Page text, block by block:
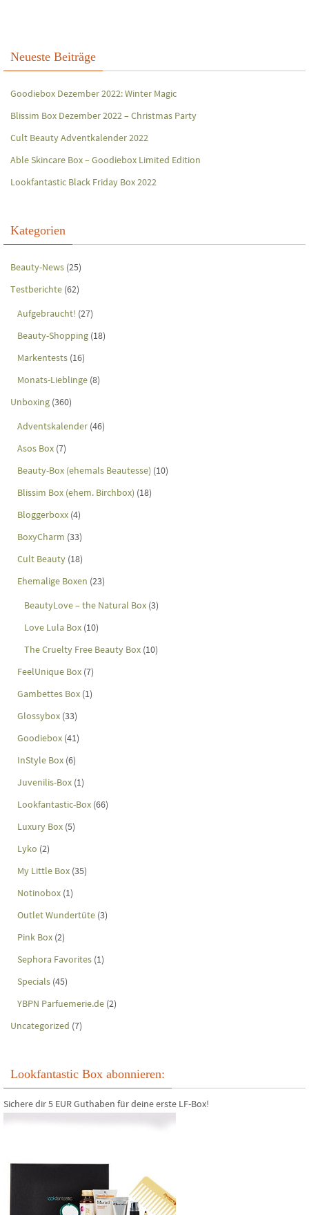
Neueste Beiträge
Goodiebox Dezember 2022: Winter Magic
Blissim Box Dezember 2022 – Christmas Party
Cult Beauty Adventkalender 2022
Able Skincare Box – Goodiebox Limited Edition
Lookfantastic Black Friday Box 2022
Kategorien
Beauty-News (25)
Testberichte (62)
Aufgebraucht! (27)
Beauty-Shopping (18)
Markentests (16)
Monats-Lieblinge (8)
Unboxing (360)
Adventskalender (46)
Asos Box (7)
Beauty-Box (ehemals Beautesse) (10)
Blissim Box (ehem. Birchbox) (18)
Bloggerboxx (4)
BoxyCharm (33)
Cult Beauty (18)
Ehemalige Boxen (23)
BeautyLove – the Natural Box (3)
Love Lula Box (10)
The Cruelty Free Beauty Box (10)
FeelUnique Box (7)
Gambettes Box (1)
Glossybox (33)
Goodiebox (41)
InStyle Box (6)
Juvenilis-Box (1)
Lookfantastic-Box (66)
Luxury Box (5)
Lyko (2)
My Little Box (35)
Notinobox (1)
Outlet Wundertüte (3)
Pink Box (2)
Sephora Favorites (1)
Specials (45)
YBPN Parfuemerie.de (2)
Uncategorized (7)
Lookfantastic Box abonnieren:
Sichere dir 5 EUR Guthaben für deine erste LF-Box!